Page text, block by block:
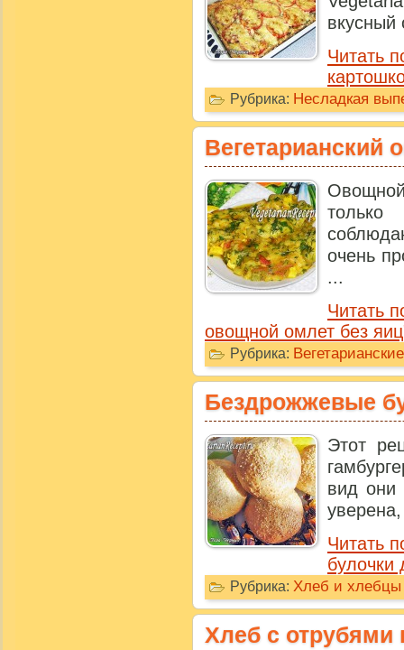
вкусный
Читать
Рубрика: Несладкая
Вегетарианский
очень
...
Читать
овощной омлет без
Рубрика:
Бездрожжевые
Этот
вид они
Читать
булочки
Рубрика: Хлеб и хлебцы
Хлеб с отрубями